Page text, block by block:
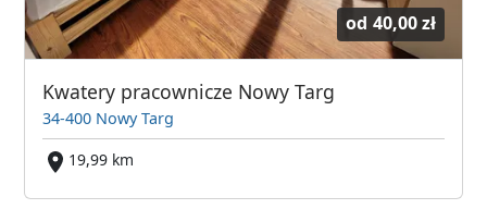
od 40,00 zł
Kwatery pracownicze Nowy Targ
34-400 Nowy Targ
19,99 km